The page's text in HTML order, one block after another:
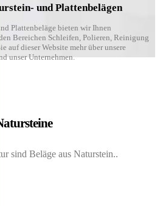
und Plattenbelägen
Plattenbeläge bieten wir Ihnen
Bereichen Schleifen, Polieren, Reinigung
auf dieser Website mehr über unsere
unser Unternehmen.
sind Beläge aus Naturstein..